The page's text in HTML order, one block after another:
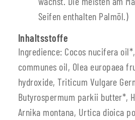
Seifen enthalten Palmöl.)
Inhaltsstoffe
Ingredience: Cocos nucifera
communes oil, Olea europaea
hydroxide, Triticum Vulgare
Butyrospermum parkii butter*,
Arnika montana, Urtica dioica